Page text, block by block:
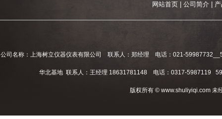
网站首页| 公司简介|
公司名称：上海树立仪器仪表有限公司 联系人：郑经理 电话：021-
华北基地 联系人：王经理 18631781148 电话：0317-5987119
版权所有 © www.shuliyiqi.com 未